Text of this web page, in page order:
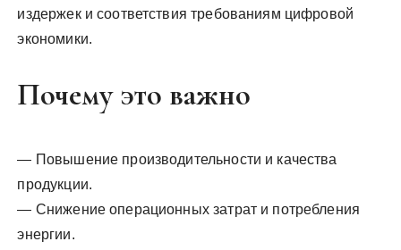
издержек и соответствия требованиям цифровой
экономики.
Почему это важно
— Повышение производительности и качества
продукции.
— Снижение операционных затрат и потребления
энергии.